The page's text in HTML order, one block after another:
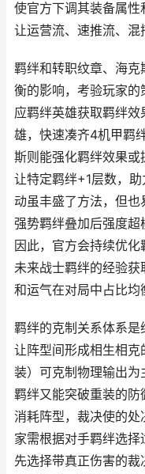
使官方下调其装备属性
让运营流、速推流、混
羁绊和转职纹章、海
衡的影响，考验玩家
应羁绊英雄获取羁绊
雄，快速凑齐4机甲羁
斯则能强化羁绊效果或
让特定羁绊+1层数，
动虽丰盛了方法，但
强势羁绊叠加后强度超
因此，官方会持续优
未来战士羁绊的经验
和运气在对局中占比均
羁绊的克制关系体系是
让阵型间形成相生相
装）可克制物理输出
羁绊又能突破重装的
消耗阵型，裁决使的
家需根据对手羁绊选
先选择带真正伤害的